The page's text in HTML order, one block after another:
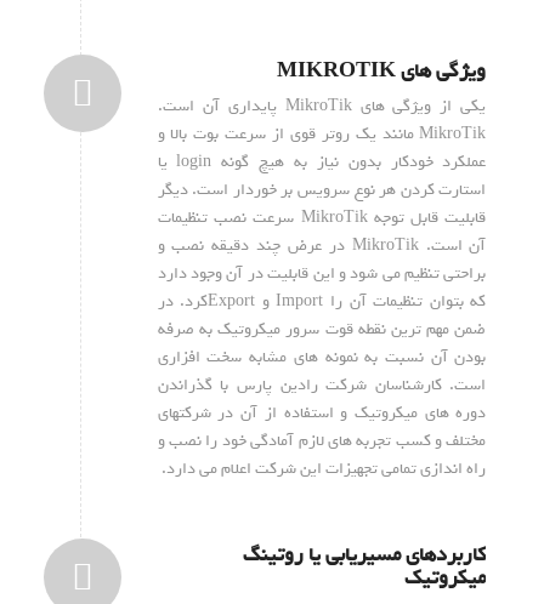
ویژگی های MIKROTIK
یکی از ویژگی های MikroTik پایداری آن است.
MikroTik مانند یک روتر قوی از سرعت بوت بالا و
عملکرد خودکار بدون نیاز به هیچ گونه login یا
استارت کردن هر نوع سرویس بر خوردار است. دیگر
قابلیت قابل توجه MikroTik سرعت نصب تنظیمات
آن است. MikroTik در عرض چند دقیقه نصب و
براحتی تنظیم می شود و این قابلیت در آن وجود دارد
که بتوان تنظیمات آن را Import و Exportکرد. در
ضمن مهم ترین نقطه قوت سرور میکروتیک به صرفه
بودن آن نسبت به نمونه های مشابه سخت افزاری
است. کارشناسان شرکت رادین پارس با گذراندن
دوره های میکروتیک و استفاده از آن در شرکتهای
مختلف و کسب تجربه های لازم آمادگی خود را نصب و
راه اندازی تمامی تجهیزات این شرکت اعلام می دارد.
کاربردهای مسیریابی یا روتینگ
میکروتیک